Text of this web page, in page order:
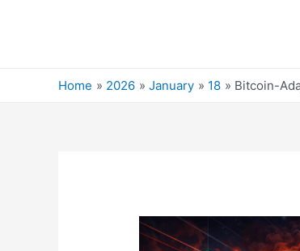
Home 2026 January 18 Bitcoin-